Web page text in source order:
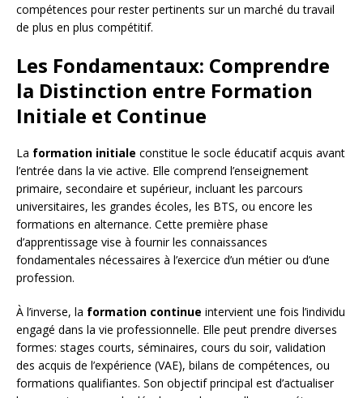
compétences pour rester pertinents sur un marché du travail
de plus en plus compétitif.
Les Fondamentaux: Comprendre
la Distinction entre Formation
Initiale et Continue
La formation initiale constitue le socle éducatif acquis avant
l’entrée dans la vie active. Elle comprend l’enseignement
primaire, secondaire et supérieur, incluant les parcours
universitaires, les grandes écoles, les BTS, ou encore les
formations en alternance. Cette première phase
d’apprentissage vise à fournir les connaissances
fondamentales nécessaires à l’exercice d’un métier ou d’une
profession.
À l’inverse, la formation continue intervient une fois l’individu
engagé dans la vie professionnelle. Elle peut prendre diverses
formes: stages courts, séminaires, cours du soir, validation
des acquis de l’expérience (VAE), bilans de compétences, ou
formations qualifiantes. Son objectif principal est d’actualiser